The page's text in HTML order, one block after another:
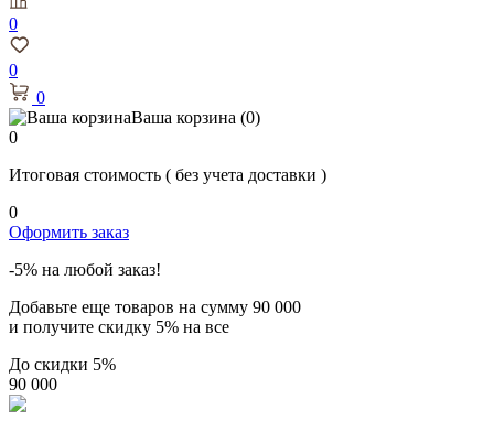
0
0
0
Ваша корзина (0)
0
Итоговая стоимость ( без учета доставки )
0
Оформить заказ
-5% на любой заказ!
Добавьте еще товаров на сумму 90 000
и получите скидку 5% на все
До скидки 5%
90 000